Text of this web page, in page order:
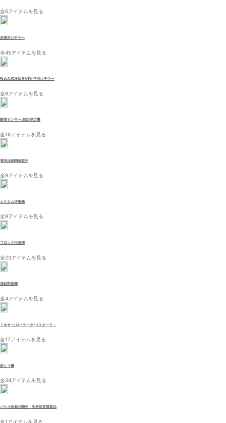
全6アイテムを見る
産業向けチラー
全45アイテムを見る
投込み式冷却器/理化学向けチラー
全9アイテムを見る
酸素センサー/BOD測定機
全16アイテムを見る
電気泳動関連製品
全9アイテムを見る
カスタム培養機
全9アイテムを見る
ブロック恒温槽
全23アイテムを見る
凍結乾燥機
全4アイテムを見る
ミキサー/ローテーター/スターラ ...
全17アイテムを見る
振とう機
全34アイテムを見る
バイオ医薬品開発・生産用支援製品
全1アイテムを見る